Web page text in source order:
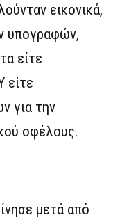
εικονικά,
υπογραφών,
είτε
είτε
για την
οφέλους.
μετά από